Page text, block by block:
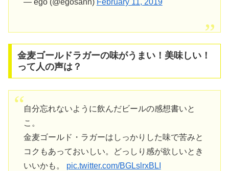
— ego (@egosann) February 11, 2019
金麦ゴールドラガーの味がうまい！美味しい！
って人の声は？
自分忘れないように飲んだビールの感想書いと
こ。
金麦ゴールド・ラガーはしっかりした味で苦みと
コクもあっておいしい。どっしり感が欲しいとき
いいかも。 pic.twitter.com/BGLslrxBLI